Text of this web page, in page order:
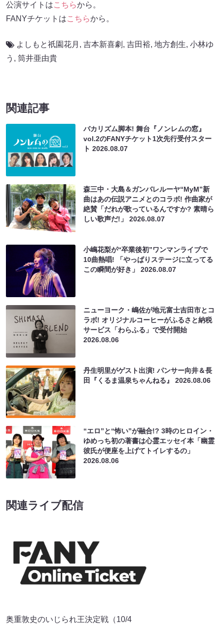
公演サイトはこちらから。
FANYチケットはこちらから。
よしもと祇園花月 , 吉本新喜劇 , 吉田裕, 地方創生, 小林ゆ
う , 筒井亜由貴
関連記事
バカリズム脚本! 舞台『ノンレムの窓』
vol.2のFANYチケット1次先行受付スター
ト2026.08.07
森三中・大島＆ガンバレルーヤ“MyM”新
曲はあの伝説アニメとのコラボ! 作曲家が
絶賛「だれが歌っているんですか? 素晴ら
しい歌声だ!」2026.08.07
小嶋花梨が“卒業後初”ワンマンライブで
10曲熱唱! 「やっぱりステージに立ってる
この瞬間が好き」2026.08.07
ニューヨーク・嶋佐が地元富士吉田市とコ
ラボ! オリジナルコーヒーがふるさと納税
サービス「わらふる」で受付開始
2026.08.06
丹生明里がゲスト出演! パンサー向井＆長
田『くるま温泉ちゃんねる』2026.08.06
“エロ”と“怖い”が融合!? 3時のヒロイン・
ゆめっち初の著書は心霊エッセイ本「幽霊
彼氏が便座を上げてトイレするの」
2026.08.06
関連ライブ配信
奥重敦史のいじられ王決定戦（10/4